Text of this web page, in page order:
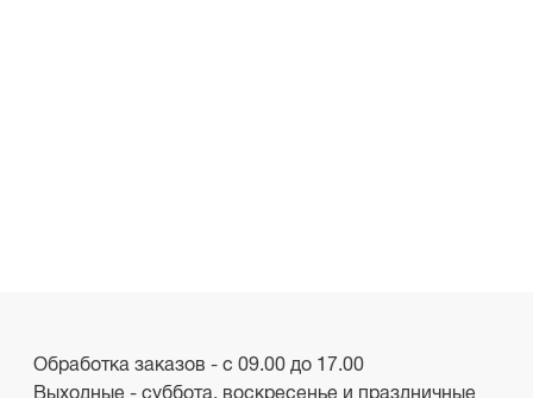
Обработка заказов - с 09.00 до 17.00
Выходные - суббота, воскресенье и праздничные